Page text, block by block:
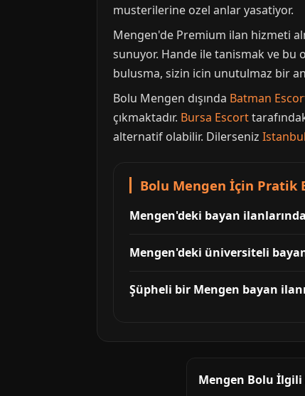
musterilerine ozel anlar yasatiyor.
Mengen'de Premium ilan hizmeti
sunuyor. Hande ile tanismak ve bu
bulusma, sizin icin unutulmaz bir
Bolu Mengen dışında Batman
çıkmaktadır. Bursa Escort
alternatif olabilir. Dilerseniz
Bolu Mengen İçin Pratik
Mengen'deki bayan
Mengen'deki üniversiteli
Şüpheli bir Mengen bayan
Mengen Bolu